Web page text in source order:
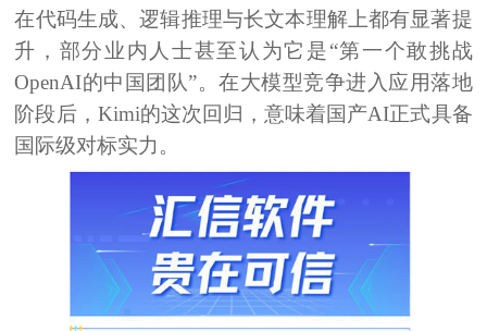
在代码生成、逻辑推理与长文本理解上都有显著提
升，部分业内人士甚至认为它是“第一个敢挑战
OpenAI的中国团队”。在大模型竞争进入应用落地
阶段后，Kimi的这次回归，意味着国产AI正式具备
国际级对标实力。